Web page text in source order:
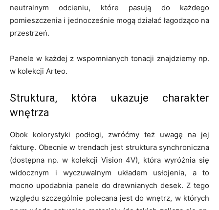
neutralnym odcieniu, które pasują do każdego
pomieszczenia i jednocześnie mogą działać łagodząco na
przestrzeń.
Panele w każdej z wspomnianych tonacji znajdziemy np.
w kolekcji Arteo.
Struktura, która ukazuje charakter
wnętrza
Obok kolorystyki podłogi, zwróćmy też uwagę na jej
fakturę. Obecnie w trendach jest struktura synchroniczna
(dostępna np. w kolekcji Vision 4V), która wyróżnia się
widocznym i wyczuwalnym układem usłojenia, a to
mocno upodabnia panele do drewnianych desek. Z tego
względu szczególnie polecana jest do wnętrz, w których